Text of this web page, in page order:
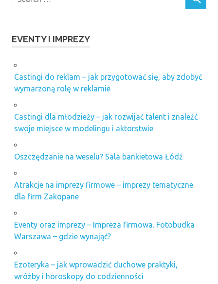
EVENTY I IMPREZY
Castingi do reklam – jak przygotować się, aby zdobyć
wymarzoną rolę w reklamie
Castingi dla młodzieży – jak rozwijać talent i znaleźć
swoje miejsce w modelingu i aktorstwie
Oszczędzanie na weselu? Sala bankietowa Łódź
Atrakcje na imprezy firmowe – imprezy tematyczne
dla firm Zakopane
Eventy oraz imprezy – Impreza firmowa. Fotobudka
Warszawa – gdzie wynająć?
Ezoteryka – jak wprowadzić duchowe praktyki,
wróżby i horoskopy do codzienności